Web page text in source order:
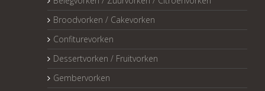
Broodvorken / Cakevorken
Confiturevorken
Dessertvorken / Fruitvorken
Gembervorken